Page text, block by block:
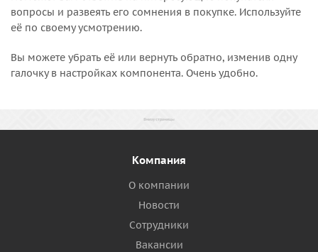
вопросы и развеять его сомнения в покупке. Используйте
её по своему усмотрению.
Вы можете убрать её или вернуть обратно, изменив одну
галочку в настройках компонента. Очень удобно.
Компания
О компании
Новости
Сотрудники
Вакансии